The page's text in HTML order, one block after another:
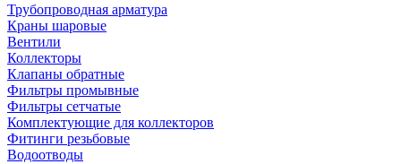
Трубопроводная арматура
Краны шаровые
Вентили
Коллекторы
Клапаны обратные
Фильтры промывные
Фильтры сетчатые
Комплектующие для коллекторов
Фитинги резьбовые
Водоотводы